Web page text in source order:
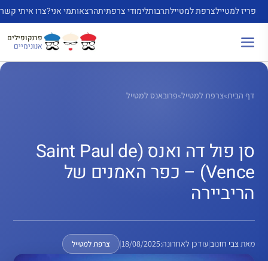
לדלג
לתוכן
פריז למטיילצרפת למטיילתרבותלימודי צרפתיתהרצאותמי אני?צרו איתי קשר
פרנקופילים
אנונימיים
דף הבית»צרפת למטייל»פרובאנס למטייל
סן פול דה ואנס (Saint Paul de
Vence) – כפר האמנים של
הריביירה
מאתצבי חזנוב|עודכן לאחרונה:18/08/2025
| צרפת למטייל